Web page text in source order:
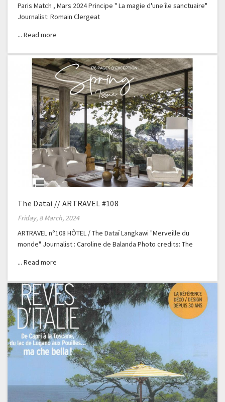
Paris Match , Mars 2024 Principe " La magie d'une île sanctuaire"
Journalist: Romain Clergeat
The Datai // ARTRAVEL #108
Friday, 8 March, 2024
ARTRAVEL n°108 HÔTEL / The Dataï Langkawi "Merveille du
monde" Journalist : Caroline de Balanda Photo credits: The